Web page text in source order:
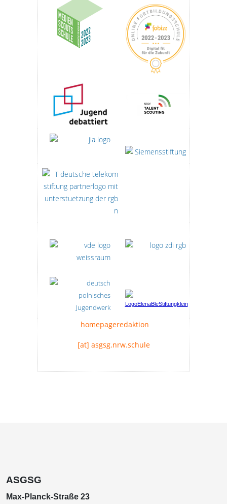
homepageredaktion
[at] asgsg.nrw.schule
ASGSG
Max-Planck-Straße 23